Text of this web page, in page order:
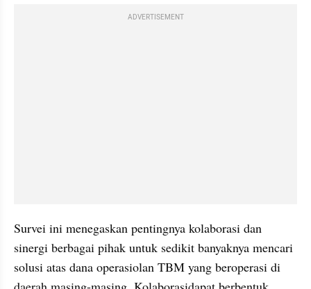
ADVERTISEMENT
Survei ini menegaskan pentingnya kolaborasi dan
sinergi berbagai pihak untuk sedikit banyaknya mencari
solusi atas dana operasiolan TBM yang beroperasi di